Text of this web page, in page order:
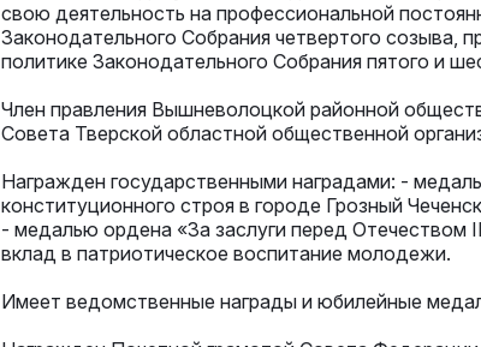
свою деятельность на профессиональной
Законодательного Собрания четвертого созыва,
политике Законодательного Собрания пятого и
Член правления Вышневолоцкой районной
Совета Тверской областной общественной
Награжден государственными наградами: -
конституционного строя в городе Грозный
- медалью ордена «За заслуги перед Отечеством
вклад в патриотическое воспитание молодежи.
Имеет ведомственные награды и юбилейные